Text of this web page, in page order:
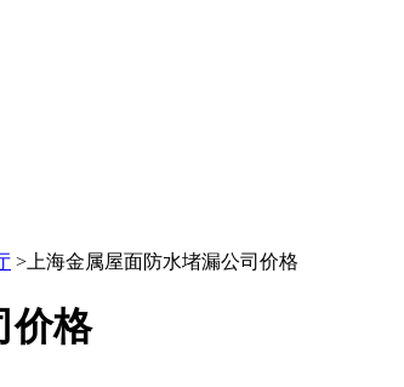
>上海金属屋面防水堵漏公司价格
价格